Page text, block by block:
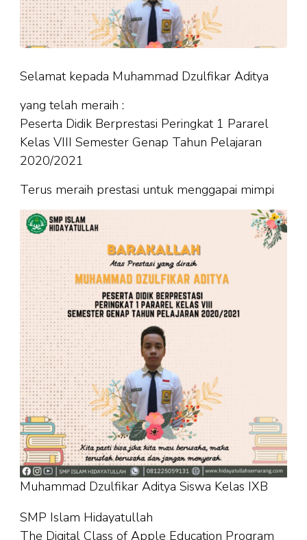
Selamat kepada Muhammad Dzulfikar Aditya
yang telah meraih :
Peserta Didik Berprestasi Peringkat 1 Pararel
Kelas VIII Semester Genap Tahun Pelajaran
2020/2021
Terus meraih prestasi untuk menggapai mimpi
Muhammad Dzulfikar Aditya Siswa Kelas IXB
SMP Islam Hidayatullah
The Digital Class of Apple Education Program